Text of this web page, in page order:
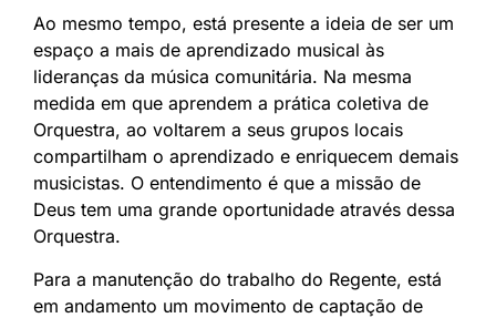
Ao mesmo tempo, está presente a ideia de ser um
espaço a mais de aprendizado musical às
lideranças da música comunitária. Na mesma
medida em que aprendem a prática coletiva de
Orquestra, ao voltarem a seus grupos locais
compartilham o aprendizado e enriquecem demais
musicistas. O entendimento é que a missão de
Deus tem uma grande oportunidade através dessa
Orquestra.
Para a manutenção do trabalho do Regente, está
em andamento um movimento de captação de